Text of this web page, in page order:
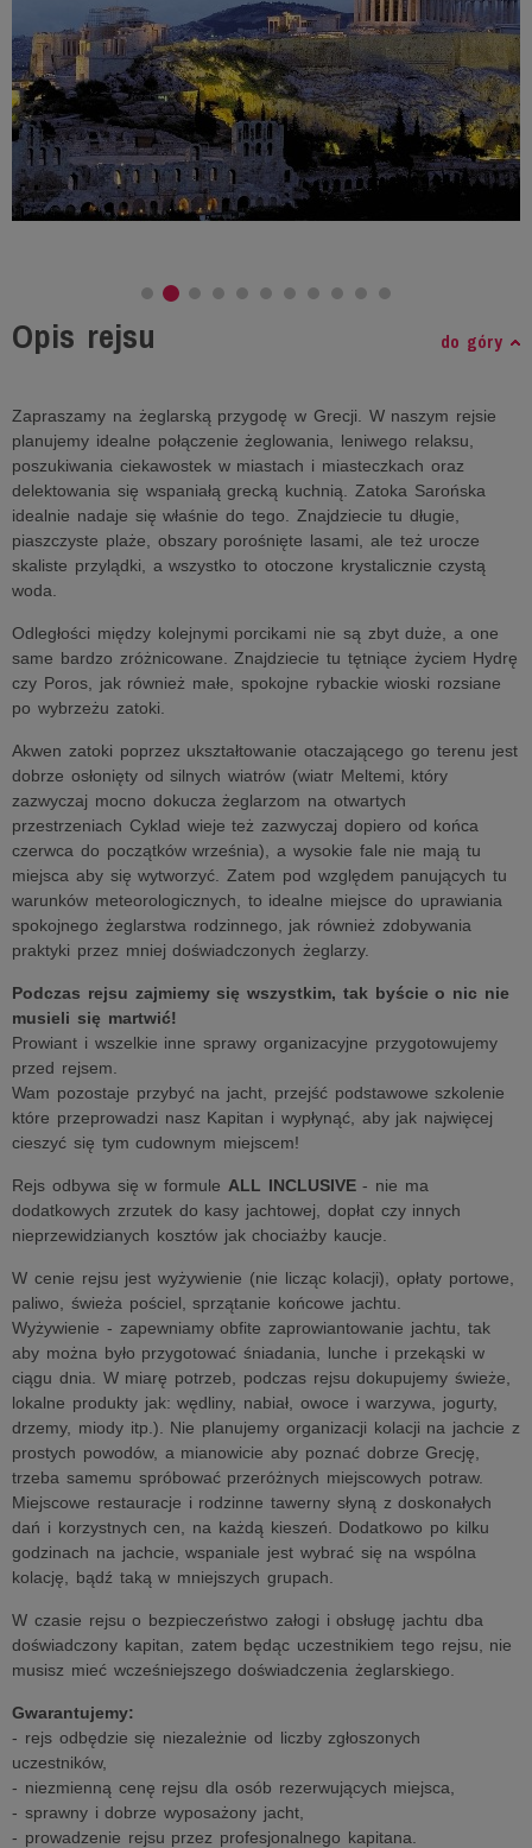
Opis rejsu do góry
Zapraszamy na żeglarską przygodę w Grecji. W naszym rejsie
planujemy idealne połączenie żeglowania, leniwego relaksu,
poszukiwania ciekawostek w miastach i miasteczkach oraz
delektowania się wspaniałą grecką kuchnią. Zatoka Sarońska
idealnie nadaje się właśnie do tego. Znajdziecie tu długie,
piaszczyste plaże, obszary porośnięte lasami, ale też urocze
skaliste przylądki, a wszystko to otoczone krystalicznie czystą
woda.
Odległości między kolejnymi porcikami nie są zbyt duże, a one
same bardzo zróżnicowane. Znajdziecie tu tętniące życiem Hydrę
czy Poros, jak również małe, spokojne rybackie wioski rozsiane
po wybrzeżu zatoki.
Akwen zatoki poprzez ukształtowanie otaczającego go terenu jest
dobrze osłonięty od silnych wiatrów (wiatr Meltemi, który
zazwyczaj mocno dokucza żeglarzom na otwartych
przestrzeniach Cyklad wieje też zazwyczaj dopiero od końca
czerwca do początków września), a wysokie fale nie mają tu
miejsca aby się wytworzyć. Zatem pod względem panujących tu
warunków meteorologicznych, to idealne miejsce do uprawiania
spokojnego żeglarstwa rodzinnego, jak również zdobywania
praktyki przez mniej doświadczonych żeglarzy.
Podczas rejsu zajmiemy się wszystkim, tak byście o nic nie
musieli się martwić!
Prowiant i wszelkie inne sprawy organizacyjne przygotowujemy
przed rejsem.
Wam pozostaje przybyć na jacht, przejść podstawowe szkolenie
które przeprowadzi nasz Kapitan i wypłynąć, aby jak najwięcej
cieszyć się tym cudownym miejscem!
Rejs odbywa się w formule ALL INCLUSIVE- nie ma
dodatkowych zrzutek do kasy jachtowej, dopłat czy innych
nieprzewidzianych kosztów jak chociażby kaucje.
W cenie rejsu jest wyżywienie (nie licząc kolacji), opłaty portowe,
paliwo, świeża pościel, sprzątanie końcowe jachtu.
Wyżywienie - zapewniamy obfite zaprowiantowanie jachtu, tak
aby można było przygotować śniadania, lunche i przekąski w
ciągu dnia. W miarę potrzeb, podczas rejsu dokupujemy świeże,
lokalne produkty jak: wędliny, nabiał, owoce i warzywa, jogurty,
drzemy, miody itp.). Nie planujemy organizacji kolacji na jachcie z
prostych powodów, a mianowicie aby poznać dobrze Grecję,
trzeba samemu spróbować przeróżnych miejscowych potraw.
Miejscowe restauracje i rodzinne tawerny słyną z doskonałych
dań i korzystnych cen, na każdą kieszeń. Dodatkowo po kilku
godzinach na jachcie, wspaniale jest wybrać się na wspólna
kolację, bądź taką w mniejszych grupach.
W czasie rejsu o bezpieczeństwo załogi i obsługę jachtu dba
doświadczony kapitan, zatem będąc uczestnikiem tego rejsu, nie
musisz mieć wcześniejszego doświadczenia żeglarskiego.
Gwarantujemy:
- rejs odbędzie się niezależnie od liczby zgłoszonych
uczestników,
- niezmienną cenę rejsu dla osób rezerwujących miejsca,
- sprawny i dobrze wyposażony jacht,
- prowadzenie rejsu przez profesjonalnego kapitana.